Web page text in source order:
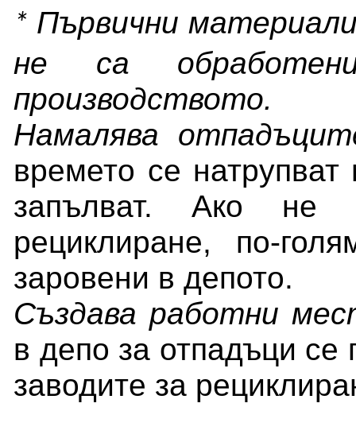
* Първични
не са
производството.
Намалява
времето се
запълват. Ако не
рециклиране, по-
заровени в депото.
Създава работни
в депо за отпадъци се
заводите за